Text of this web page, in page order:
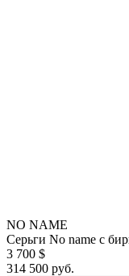
NO NAME
Серьги No name с
3 700 $
314 500 руб.